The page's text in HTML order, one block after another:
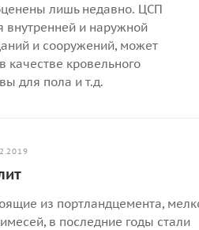
лишь недавно. ЦСП
внутренней и наружной
и сооружений, может
качестве кровельного
для пола и т.д.
из портландцемента,
в последние годы стали